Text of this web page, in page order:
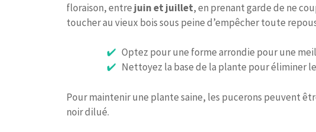
floraison, entre juin et juillet, en prenant garde de ne
toucher au vieux bois sous peine d’empêcher toute
Optez pour une forme arrondie pour une
Nettoyez la base de la plante pour éliminer
Pour maintenir une plante saine, les pucerons peuvent
noir dilué.